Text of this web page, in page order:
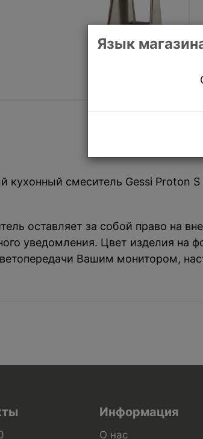
Язык
смеситель Gessi Proton
оставляет за собой право на
уведомления. Цвет изделия на
Вашим монитором,
Информация
О нас